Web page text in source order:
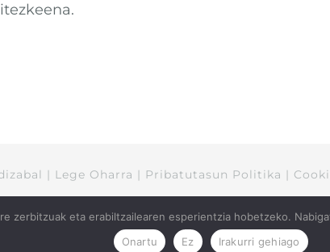
| Lege Oharra | Pribatutasun Politika |
EmailWhatsAppFacebookYouTube
zerbitzuak eta erabiltzailearen esperientzia hobetzeko.
Onartu
Ez Irakurri gehiago